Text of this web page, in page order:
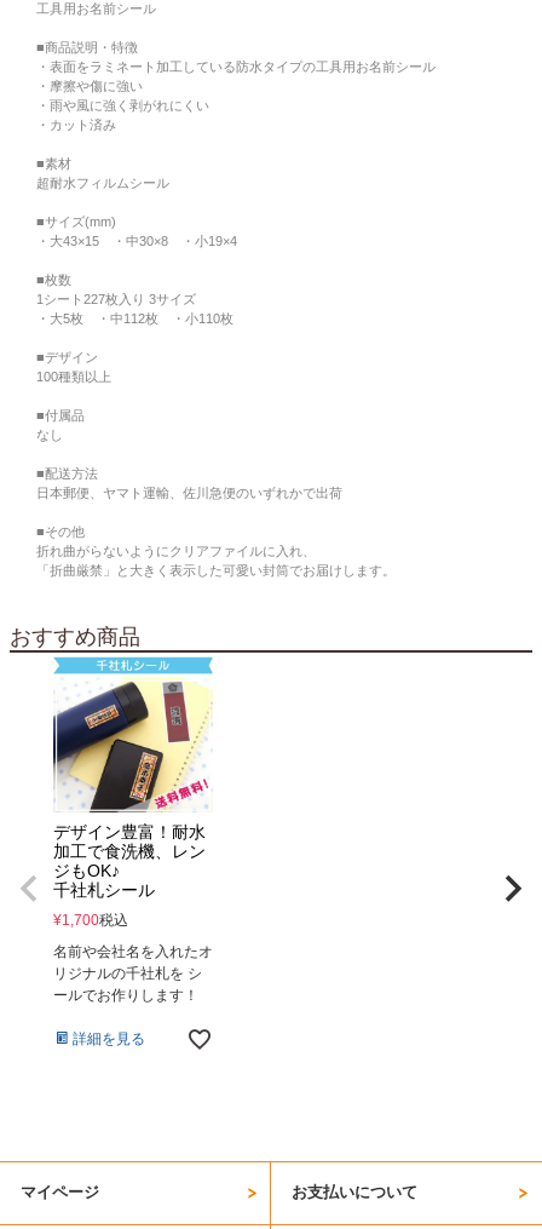
工具用お名前シール
■商品説明・特徴
・表面をラミネート加工している防水タイプの工具用お名前シール
・摩擦や傷に強い
・雨や風に強く剥がれにくい
・カット済み
■素材
超耐水フィルムシール
■サイズ(mm)
・大43×15 ・中30×8 ・小19×4
■枚数
1シート227枚入り 3サイズ
・大5枚 ・中112枚 ・小110枚
■デザイン
100種類以上
■付属品
なし
■配送方法
日本郵便、ヤマト運輸、佐川急便のいずれかで出荷
■その他
折れ曲がらないようにクリアファイルに入れ、
「折曲厳禁」と大きく表示した可愛い封筒でお届けします。
おすすめ商品
デザイン豊富！耐水
加工で食洗機、レン
ジもOK♪
千社札シール
¥1,700税込
名前や会社名を入れたオ
リジナルの千社札を シ
ールでお作りします！
詳細を見る
マイページ お支払いについて